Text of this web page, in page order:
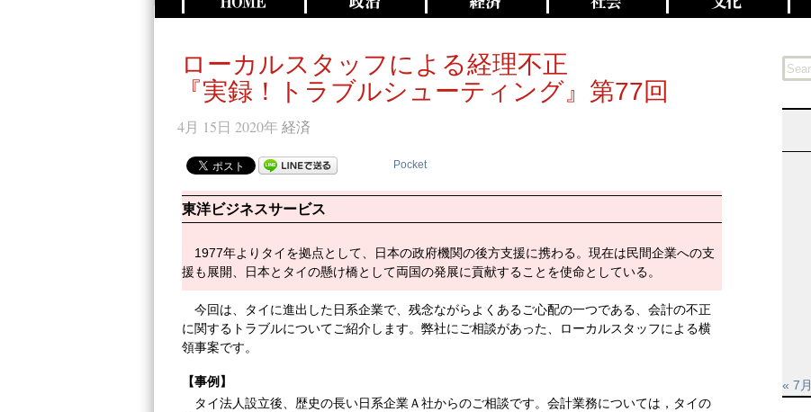
ローカルスタッフによる経理不正
『実録！トラブルシューティング』第77回
4月 15日 2020年 経済
Pocket
東洋ビジネスサービス
1977年よりタイを拠点として、日本の政府機関の後方支援に携わる。現在は民間企業への支
援も展開、日本とタイの懸け橋として両国の発展に貢献することを使命としている。
今回は、タイに進出した日系企業で、残念ながらよくあるご心配の一つである、会計の不正
に関するトラブルについてご紹介します。弊社にご相談があった、ローカルスタッフによる横
領事案です。
【事例】
タイ法人設立後、歴史の長い日系企業Ａ社からのご相談です。会計業務については，タイの
« 7月